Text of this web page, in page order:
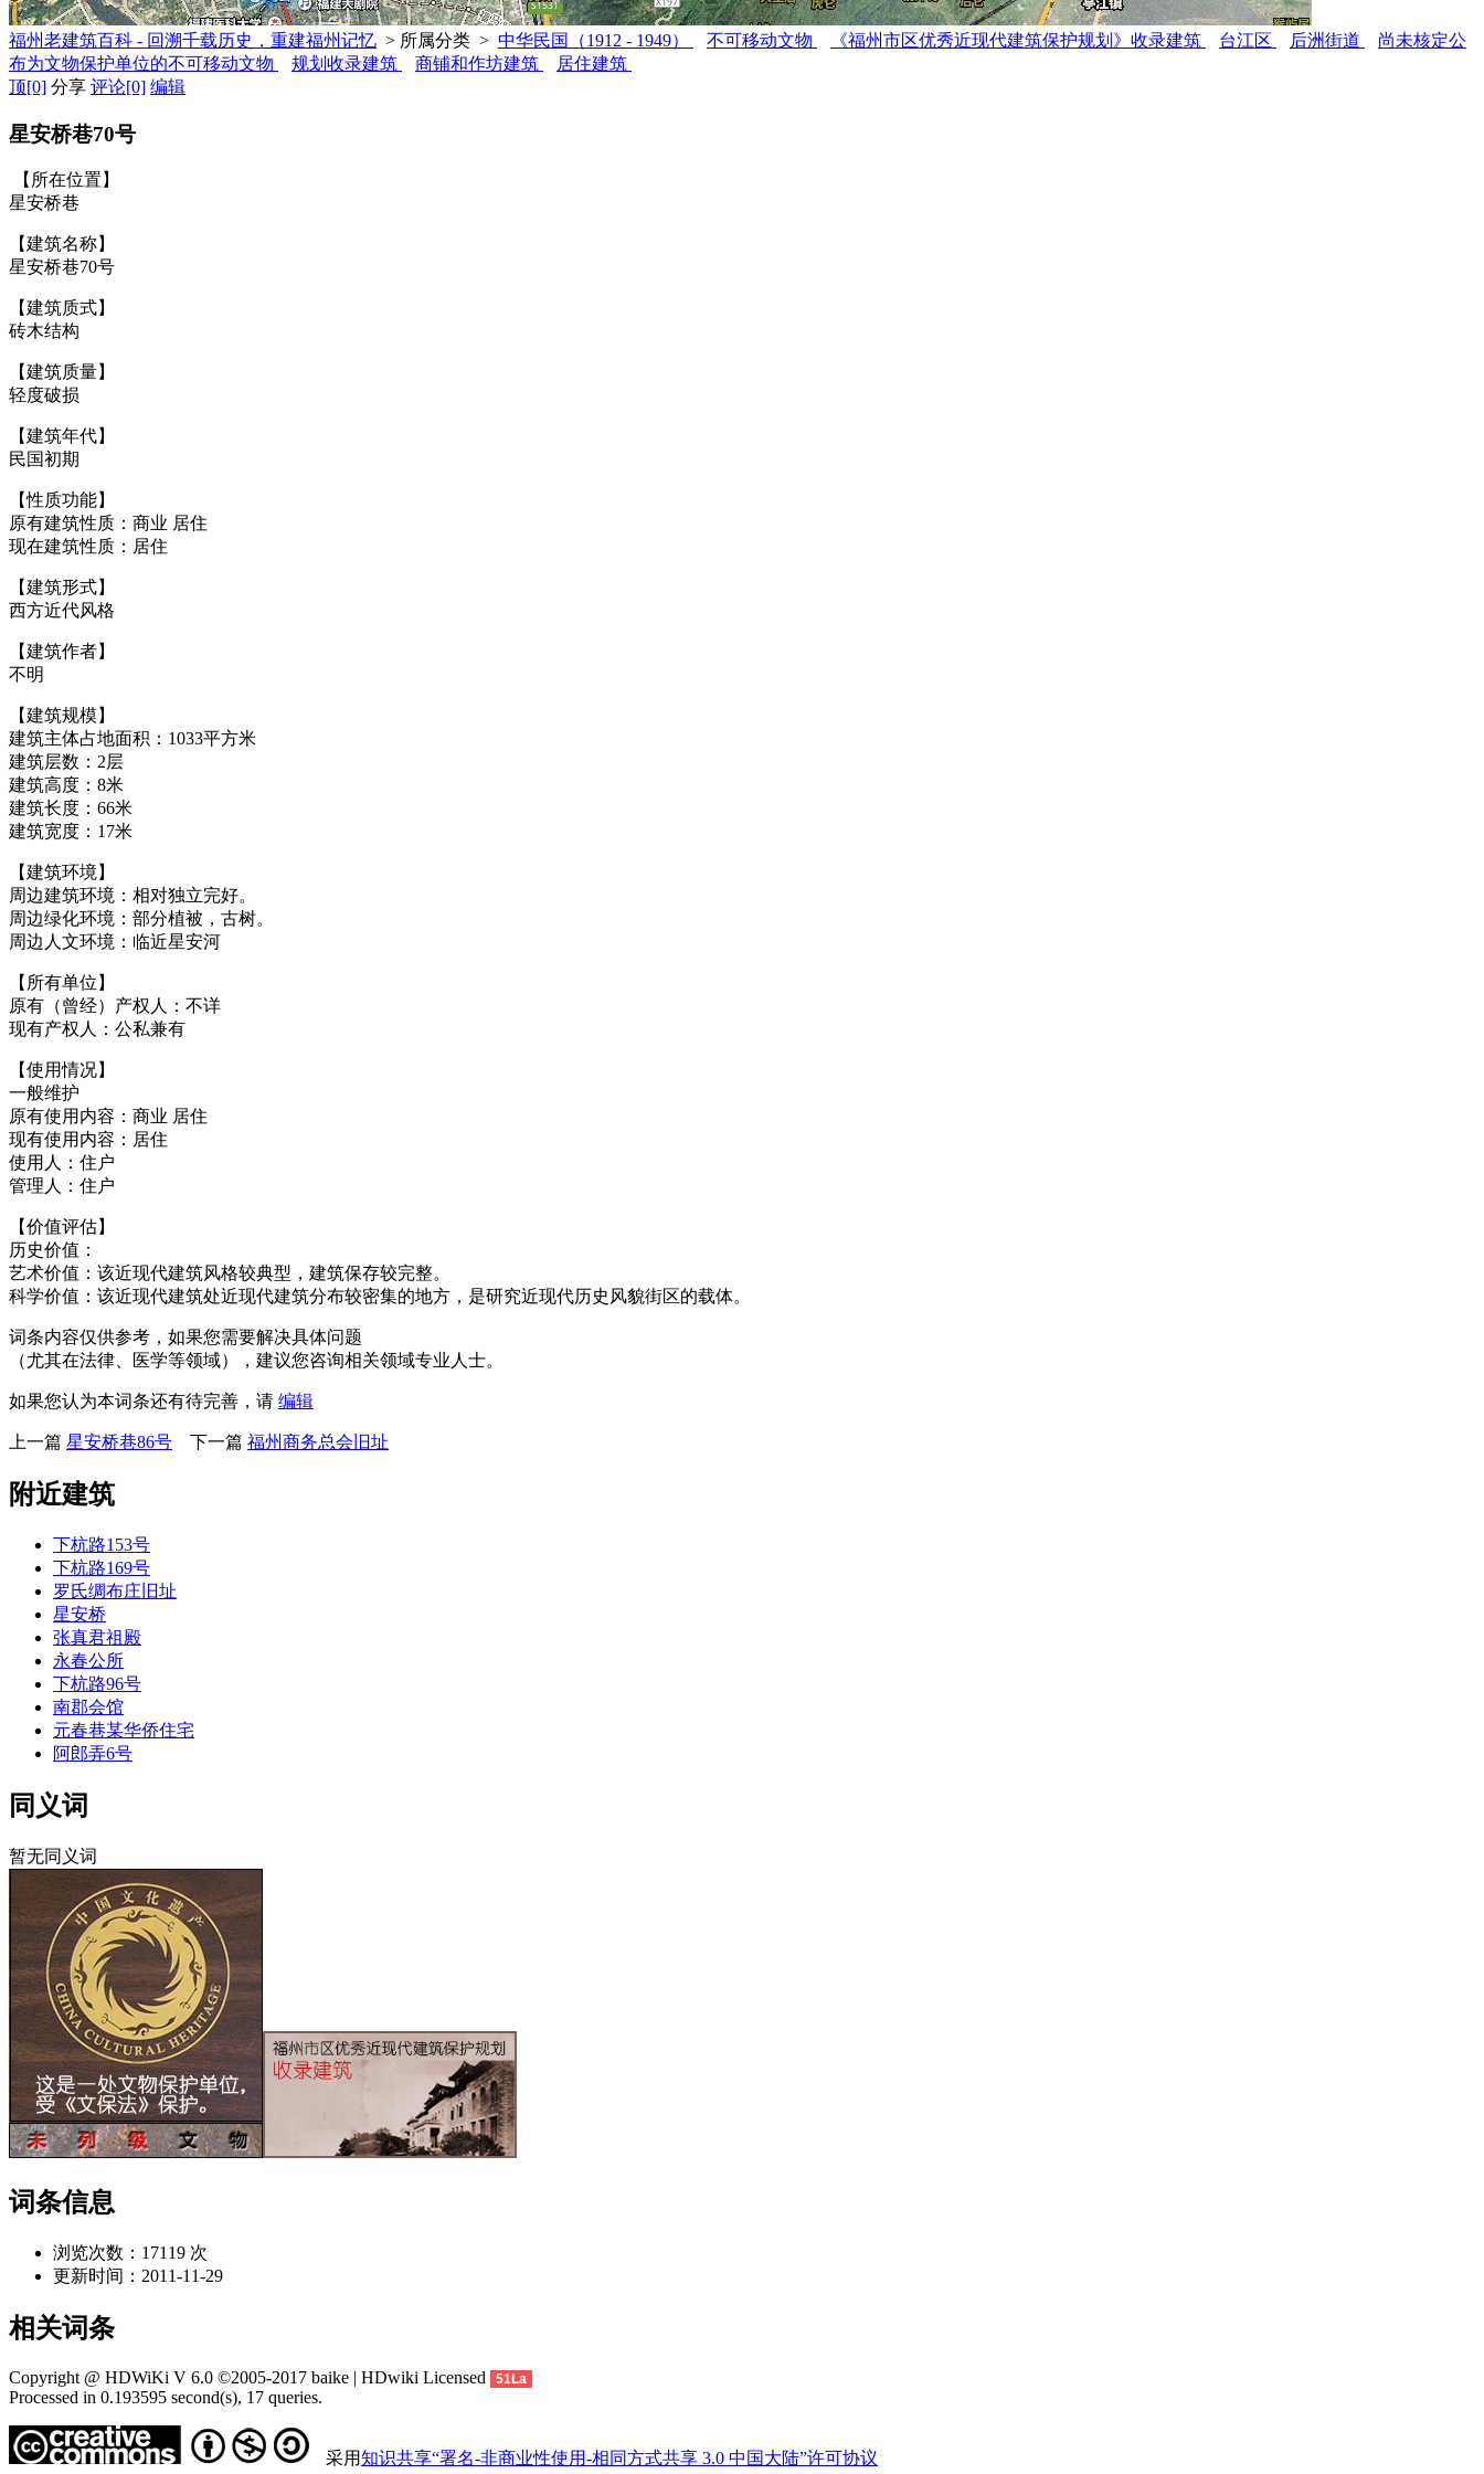
福州老建筑百科 - 回溯千载历史，重建福州记忆 > 所属分类 > 中华民国（1912 - 1949） 不可移动文物 《福州市区优秀近现代建筑保护规划》收录建筑 台江区 后洲街道
尚未核定公
布为文物保护单位的不可移动文物
规划收录建筑 商铺和作坊建筑
居住建筑
顶[0] 分享 评论[0] 编辑
星安桥巷70号
【所在位置】
星安桥巷
【建筑名称】
星安桥巷70号
【建筑质式】
砖木结构
【建筑质量】
轻度破损
【建筑年代】
民国初期
【性质功能】
原有建筑性质：商业 居住
现在建筑性质：居住
【建筑形式】
西方近代风格
【建筑作者】
不明
【建筑规模】
建筑主体占地面积：1033平方米
建筑层数：2层
建筑高度：8米
建筑长度：66米
建筑宽度：17米
【建筑环境】
周边建筑环境：相对独立完好。
周边绿化环境：部分植被，古树。
周边人文环境：临近星安河
【所有单位】
原有（曾经）产权人：不详
现有产权人：公私兼有
【使用情况】
一般维护
原有使用内容：商业 居住
现有使用内容：居住
使用人：住户
管理人：住户
【价值评估】
历史价值：
艺术价值：该近现代建筑风格较典型，建筑保存较完整。
科学价值：该近现代建筑处近现代建筑分布较密集的地方，是研究近现代历史风貌街区的载体。
词条内容仅供参考，如果您需要解决具体问题
（尤其在法律、医学等领域），建议您咨询相关领域专业人士。
如果您认为本词条还有待完善，请 编辑
上一篇 星安桥巷86号 下一篇 福州商务总会旧址
附近建筑
下杭路153号
下杭路169号
罗氏绸布庄旧址
星安桥
张真君祖殿
永春公所
下杭路96号
南郡会馆
元春巷某华侨住宅
阿郎弄6号
同义词
暂无同义词
词条信息
浏览次数： 17119 次
更新时间： 2011-11-29
相关词条
Copyright @ HDWiKi V 6.0 ©2005-2017 baike | HDwiki Licensed 51La
Processed in 0.193595 second(s), 17 queries.
采用知识共享“署名-非商业性使用-相同方式共享 3.0 中国大陆”许可协议